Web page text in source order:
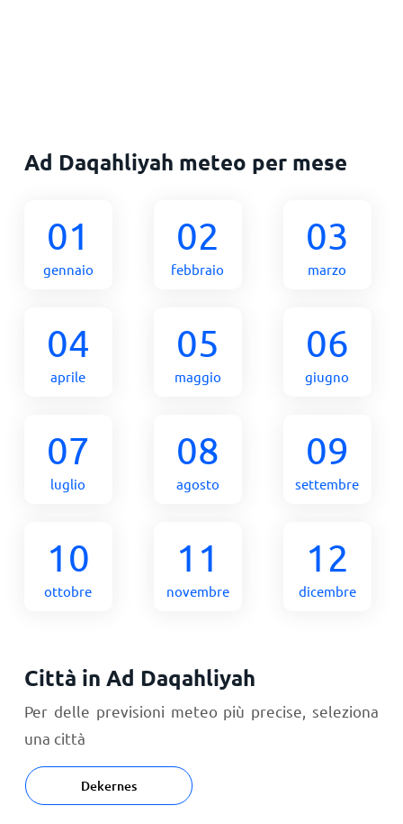
Ad Daqahliyah meteo per mese
01
gennaio
02
febbraio
03
marzo
04
aprile
05
maggio
06
giugno
07
luglio
08
agosto
09
settembre
10
ottobre
11
novembre
12
dicembre
Città in Ad Daqahliyah
Per delle previsioni meteo più precise, seleziona
una città
Dekernes